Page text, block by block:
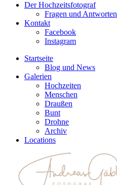
Der Hochzeitsfotograf
Fragen und Antworten
Kontakt
Facebook
Instagram
Startseite
Blog und News
Galerien
Hochzeiten
Menschen
Draußen
Bunt
Drohne
Archiv
Locations